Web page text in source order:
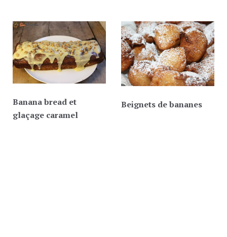
Banana bread et
glaçage caramel
Beignets de bananes